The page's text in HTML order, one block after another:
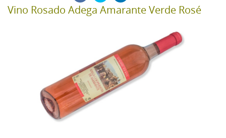
Vino Rosado Adega Amarante Verde Rosé